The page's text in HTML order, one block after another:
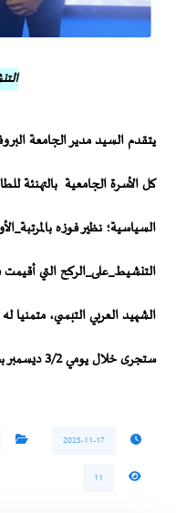
يتقدم السيد مدير الجامعة
كل الأسرة الجامعيةبالتهنئة
السياسية؛ نظير فوزه
التنشيط_على_الركح
الشهيد العربي التبسي، متمنيا
ستجرى خلال يومي 3/2 ديسمبر بجامعة الوادي.
2025-11-17
11